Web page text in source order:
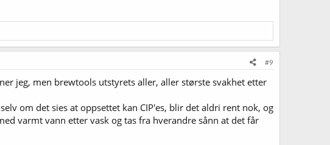
#9
jeg, men brewtools utstyrets aller, aller største svakhet etter
om det sies at oppsettet kan CIP'es, blir det aldri rent nok, og
varmt vann etter vask og tas fra hverandre sånn at det får